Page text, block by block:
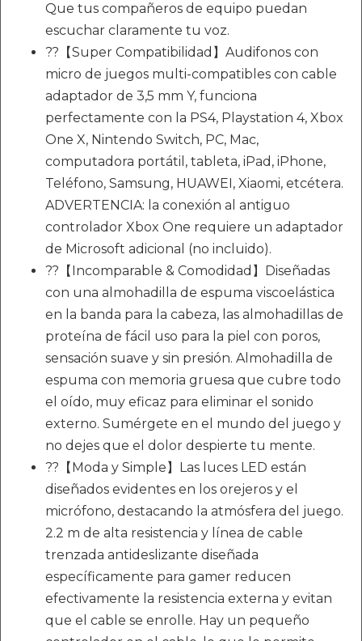
Que tus compañeros de equipo puedan
escuchar claramente tu voz.
??【Super Compatibilidad】Audifonos con
micro de juegos multi-compatibles con cable
adaptador de 3,5 mm Y, funciona
perfectamente con la PS4, Playstation 4, Xbox
One X, Nintendo Switch, PC, Mac,
computadora portátil, tableta, iPad, iPhone,
Teléfono, Samsung, HUAWEI, Xiaomi, etcétera.
ADVERTENCIA: la conexión al antiguo
controlador Xbox One requiere un adaptador
de Microsoft adicional (no incluido).
??【Incomparable & Comodidad】Diseñadas
con una almohadilla de espuma viscoelástica
en la banda para la cabeza, las almohadillas de
proteína de fácil uso para la piel con poros,
sensación suave y sin presión. Almohadilla de
espuma con memoria gruesa que cubre todo
el oído, muy eficaz para eliminar el sonido
externo. Sumérgete en el mundo del juego y
no dejes que el dolor despierte tu mente.
??【Moda y Simple】Las luces LED están
diseñados evidentes en los orejeros y el
micrófono, destacando la atmósfera del juego.
2.2 m de alta resistencia y línea de cable
trenzada antideslizante diseñada
específicamente para gamer reducen
efectivamente la resistencia externa y evitan
que el cable se enrolle. Hay un pequeño